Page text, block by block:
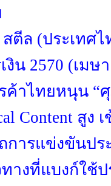
ตีล (ประเทศไ
งิน 2570 (เม
ค้าไทยหนุน “
Content สูง
การแข่งขันปร
างที่แบงก์ใช้ป